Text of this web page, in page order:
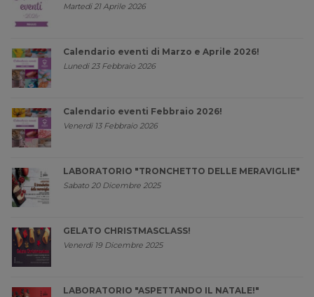
Martedi 21 Aprile 2026
Calendario eventi di Marzo e Aprile 2026!
Lunedi 23 Febbraio 2026
Calendario eventi Febbraio 2026!
Venerdi 13 Febbraio 2026
LABORATORIO "TRONCHETTO DELLE MERAVIGLIE"
Sabato 20 Dicembre 2025
GELATO CHRISTMASCLASS!
Venerdi 19 Dicembre 2025
LABORATORIO "ASPETTANDO IL NATALE!"